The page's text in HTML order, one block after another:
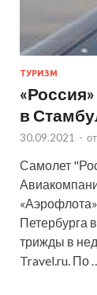
ТУРИЗМ
в
30.09.2021 - от
Самолет
Петербурга
трижды в
Travel.ru. По